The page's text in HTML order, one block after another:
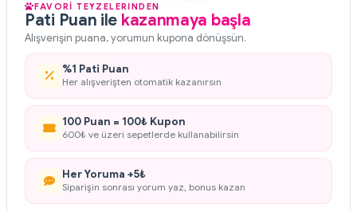
FAVORİ TEYZELERİNDEN
Pati Puan ile kazanmaya başla
Alışverişin puana, yorumun kupona dönüşsün.
%1 Pati Puan
Her alışverişten otomatik kazanırsın
100 Puan = 100₺ Kupon
600₺ ve üzeri sepetlerde kullanabilirsin
Her Yoruma +5₺
Siparişin sonrası yorum yaz, bonus kazan